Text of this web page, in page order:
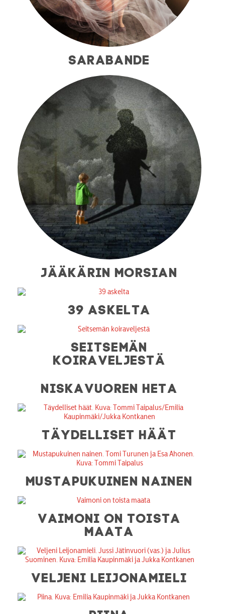
SARABANDE
JÄÄKÄRIN MORSIAN
39 ASKELTA
SEITSEMÄN
KOIRAVELJESTÄ
NISKAVUOREN HETA
TÄYDELLISET HÄÄT
MUSTAPUKUINEN NAINEN
VAIMONI ON TOISTA
MAATA
VELJENI LEIJONAMIELI